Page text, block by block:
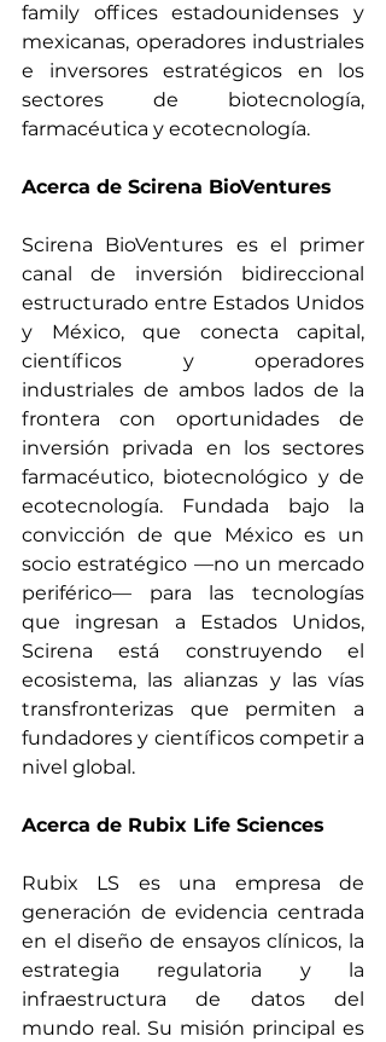
family offices estadounidenses y
mexicanas, operadores industriales
e inversores estratégicos en los
sectores de biotecnología,
farmacéutica y ecotecnología.
Acerca de Scirena BioVentures
Scirena BioVentures es el primer
canal de inversión bidireccional
estructurado entre Estados Unidos
y México, que conecta capital,
científicos y operadores
industriales de ambos lados de la
frontera con oportunidades de
inversión privada en los sectores
farmacéutico, biotecnológico y de
ecotecnología. Fundada bajo la
convicción de que México es un
socio estratégico —no un mercado
periférico— para las tecnologías
que ingresan a Estados Unidos,
Scirena está construyendo el
ecosistema, las alianzas y las vías
transfronterizas que permiten a
fundadores y científicos competir a
nivel global.
Acerca de Rubix Life Sciences
Rubix LS es una empresa de
generación de evidencia centrada
en el diseño de ensayos clínicos, la
estrategia regulatoria y la
infraestructura de datos del
mundo real. Su misión principal es